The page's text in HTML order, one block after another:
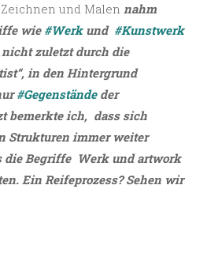
und Malen nahm
wie #Werkund #Kunstwerk
zuletzt durch die
in den Hintergrund
#Gegenständeder
bemerkte ich, dass sich
Strukturen immer weiter
die Begriffe Werk und artwork
Ein Reifeprozess? Sehen wir